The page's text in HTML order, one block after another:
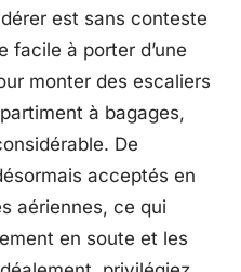
est sans conteste
facile à porter d’une
monter des escaliers
à bagages,
De
acceptés en
aériennes, ce qui
en soute et les